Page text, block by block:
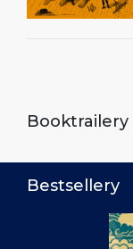
Booktrailery
Bestsellery